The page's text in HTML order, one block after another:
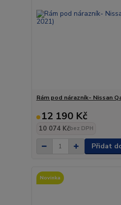
Rám pod nárazník- Nissan
12 190 Kč
10 074 Kčbez DPH
Přidat
Novinka